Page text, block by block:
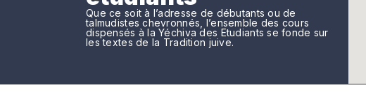
Que ce soit à l’adresse de débutants ou de
talmudistes chevronnés, l’ensemble des cours
dispensés à la Yéchiva des Etudiants se fonde sur
les textes de la Tradition juive.